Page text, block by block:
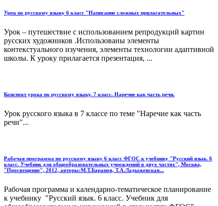
Урок по русскому языку 6 класс "Написание сложных прилагательных"
Урок – путешествие с использованием репродукций картин
русских художников .Использованы элементы
контекстуального изучения, элементы технологии адаптивной
школы. К уроку прилагается презентация, ...
Конспект урока по русскому языку. 7 класс. Наречие как часть речи.
Урок русского языка в 7 классе по теме "Наречие как часть
речи"...
Рабочая программа по русскому языку 6 класс ФГОС к учебнику "Русский язык. 6
класс. Учебник для общеобразовательных учреждений в двух частях", Москва,
"Просвещение", 2012, авторы:М.Т.Баранов, Т.А.Ладыженская...
Рабочая программа и календарно-тематическое планирование
к учебнику "Русский язык. 6 класс. Учебник для